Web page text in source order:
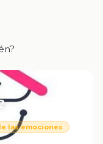
las emociones